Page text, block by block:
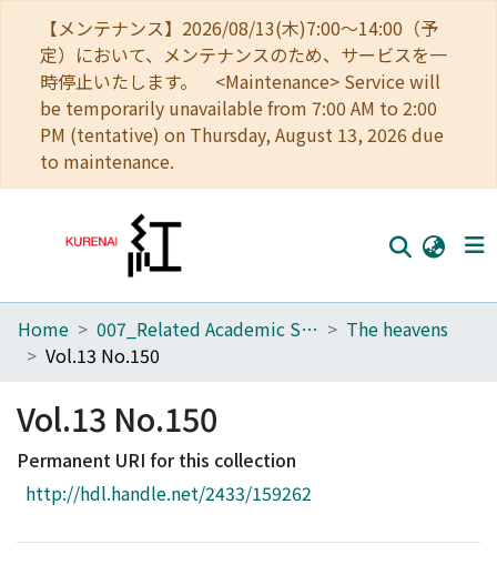
【メンテナンス】2026/08/13(木)7:00～14:00（予
定）において、メンテナンスのため、サービスを一
時停止いたします。 <Maintenance> Service will
be temporarily unavailable from 7:00 AM to 2:00
PM (tentative) on Thursday, August 13, 2026 due
to maintenance.
Home
Browse
Download Ranking
Access Statistics
Home 007_Related Academic Societies
The heavens
Vol.13 No.150
Vol.13 No.150
Permanent URI for this collection
http://hdl.handle.net/2433/159262